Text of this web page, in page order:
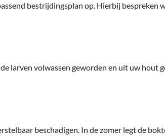
bestrijdingsplan op. Hierbij bespreken
larven volwassen geworden en uit uw hout
beschadigen. In de zomer legt de